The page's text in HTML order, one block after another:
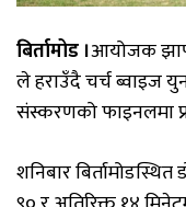
बिर्तामोड ।आयोजक
ले हराउँदै चर्च ब्वाइज
संस्करणको फाइनलमा
शनिबार